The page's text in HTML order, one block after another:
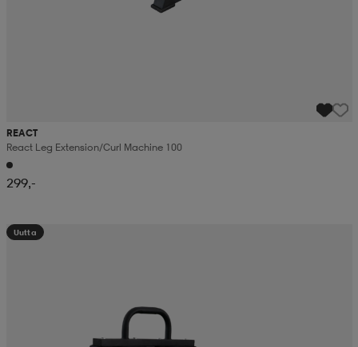
REACT
React Leg Extension/curl Machine 100
299,-
Uutta